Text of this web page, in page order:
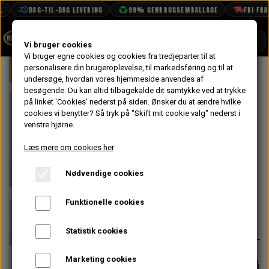
DAG-TIL-DAG LEVERING 98% GENBRUGSEMBALLAGE FRI
BOOK TID
PROJEKTER
TEKNISK DATA
VANDPOLERING
Forside Mini Kobling & Svinghjul
På lager
Låseplade til
Verto EN24T
Stål
133,60 kr.
Forventet leveringstid:
Varen er på
Vi bruger cookies
Vi bruger egne cookies og cookies fra tredjeparter til at
personalisere din brugeroplevelse, til markedsføring og til at
undersøge, hvordan vores hjemmeside anvendes af
besøgende. Du kan altid tilbagekalde dit samtykke ved at trykke
på linket 'Cookies' nederst på siden. Ønsker du at ændre hvilke
cookies vi benytter? Så tryk på "Skift mit cookie valg" nederst i
venstre hjørne.
Læs mere om cookies her
Nødvendige cookies
Funktionelle cookies
Statistik cookies
Marketing cookies